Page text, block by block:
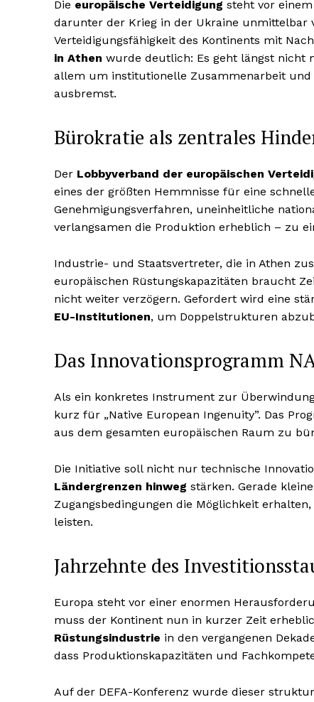
Die europäische Verteidigung steht vor
darunter der Krieg in der Ukraine unmittelbar
Verteidigungsfähigkeit des Kontinents mit
in Athen wurde deutlich: Es geht längst nicht
allem um institutionelle Zusammenarbeit und
ausbremst.
Bürokratie als zentrales
Der Lobbyverband der europäischen
eines der größten Hemmnisse für eine
Genehmigungsverfahren, uneinheitliche
verlangsamen die Produktion erheblich – zu
Industrie- und Staatsvertreter, die in Athen
europäischen Rüstungskapazitäten braucht
nicht weiter verzögern. Gefordert wird eine
EU-Institutionen, um Doppelstrukturen
Das Innovationsprogramm
Als ein konkretes Instrument zur
kurz für „Native European Ingenuity”. Das
aus dem gesamten europäischen Raum zu
Die Initiative soll nicht nur technische
Ländergrenzen hinweg stärken. Gerade
Zugangsbedingungen die Möglichkeit
leisten.
Jahrzehnte des
Europa steht vor einer enormen
muss der Kontinent nun in kurzer Zeit
Rüstungsindustrie in den vergangenen
dass Produktionskapazitäten und
Auf der DEFA-Konferenz wurde dieser